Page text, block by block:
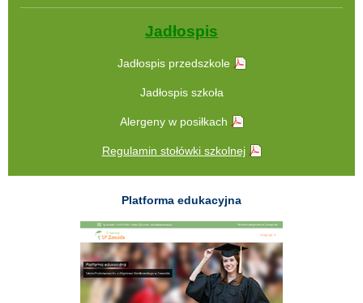
Jadłospis
Jadłospis przedszkole
Jadłospis szkoła
Alergeny w posiłkach
Regulamin stołówki szkolnej
Platforma edukacyjna